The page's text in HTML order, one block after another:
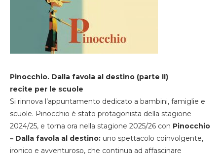
Pinocchio. Dalla favola al destino (parte II)
recite per le scuole
Si rinnova l’appuntamento dedicato a bambini, famiglie e
scuole. Pinocchio è stato protagonista della stagione
2024/25, e torna ora nella stagione 2025/26 con Pinocchio
– Dalla favola al destino: uno spettacolo coinvolgente,
ironico e avventuroso, che continua ad affascinare